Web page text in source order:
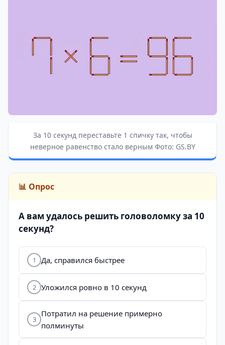
За 10 секунд переставьте 1 спичку так, чтобы
неверное равенство стало верным Фото: GS.BY
📊 Опрос
А вам удалось решить головоломку за 10
секунд?
1 Да, справился быстрее
2 Уложился ровно в 10 секунд
3
Потратил на решение примерно
полминуты